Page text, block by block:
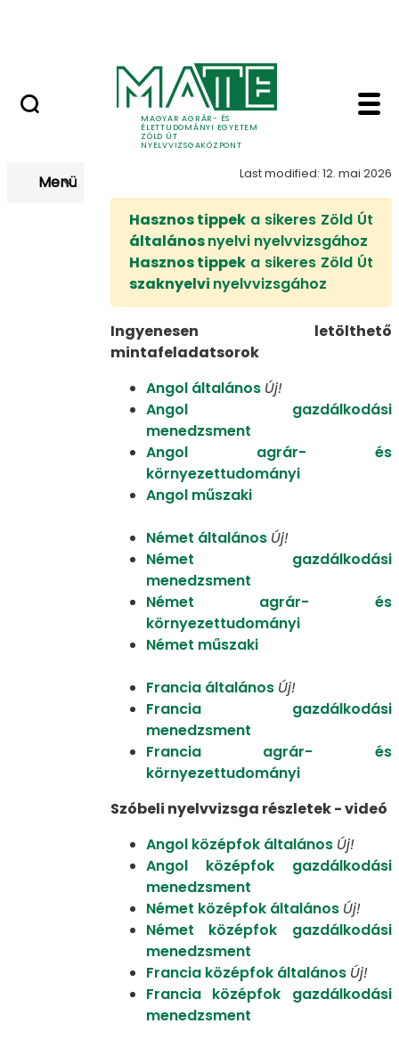
MAGYAR AGRÁR- ÉS
ÉLETTUDOMÁNYI EGYETEM
ZÖLD ÚT
NYELVVIZSGAKÖZPONT
Zöld Út nyelvvizsga
Mintafeladatsorok
Menü Last modified: 12. mai 2026
Hasznos tippek a sikeres Zöld Út
általánosnyelvi nyelvvizsgához
Hasznos tippek a sikeres Zöld Út
szaknyelvi nyelvvizsgához
Ingyenesen letölthető
mintafeladatsorok​​​​
Angol általános Új!
Angol gazdálkodási
menedzsment
Angol agrár- és
környezettudományi
Angol műszaki
Német általános Új!
Német gazdálkodási
menedzsment
Német agrár- és
környezettudományi
Német műszaki
Francia általános Új!
Francia gazdálkodási
menedzsment
Francia agrár- és
környezettudományi
Szóbeli nyelvvizsga részletek - videó
Angol középfok általános Új!
Angol középfok gazdálkodási
menedzsment
Német középfok általános Új!
Német középfok gazdálkodási
menedzsment
Francia középfok általános Új!
Francia középfok gazdálkodási
menedzsment